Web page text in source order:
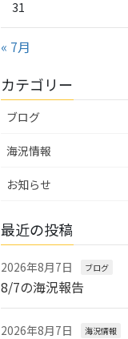
31
« 7月
カテゴリー
ブログ
海況情報
お知らせ
最近の投稿
2026年8月7日 ブログ
8/7の海況報告
2026年8月7日 海況情報